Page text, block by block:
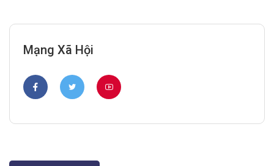
Mạng Xã Hội